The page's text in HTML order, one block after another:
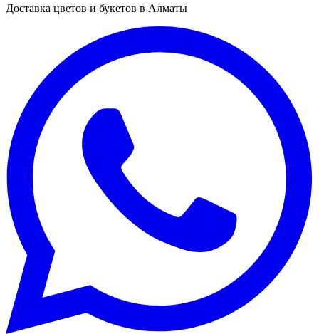
Доставка цветов и букетов в Алматы